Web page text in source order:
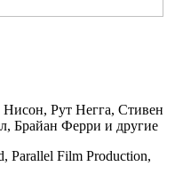
Рут Негга, Стивен
Брайан Ферри и другие
Parallel Film Production,